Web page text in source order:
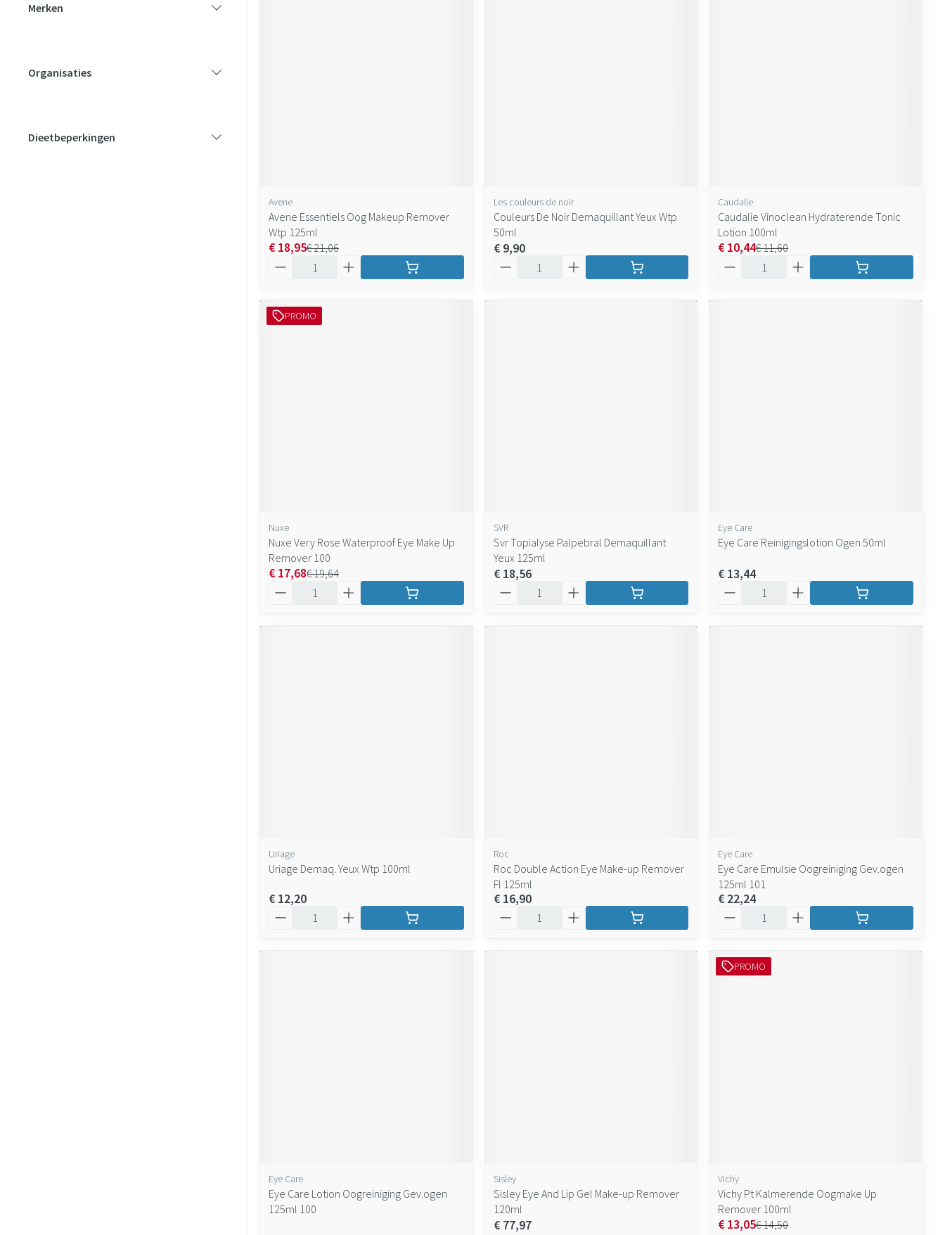
Merken
Organisaties
Dieetbeperkingen
Avene
Avene Essentiels Oog Makeup Remover
Wtp 125ml
€ 21,06
€ 18,95
Les couleurs de noir
Couleurs De Noir Demaquillant Yeux Wtp
50ml
€ 9,90
Caudalie
Caudalie Vinoclean Hydraterende Tonic
Lotion 100ml
€ 11,60
€ 10,44
PROMO
Nuxe
Nuxe Very Rose Waterproof Eye Make Up
Remover 100
€ 19,64
€ 17,68
SVR
Svr Topialyse Palpebral Demaquillant
Yeux 125ml
€ 18,56
Eye Care
Eye Care Reinigingslotion Ogen 50ml
€ 13,44
Uriage
Uriage Demaq. Yeux Wtp 100ml
€ 12,20
Roc
Roc Double Action Eye Make-up Remover
Fl 125ml
€ 16,90
Eye Care
Eye Care Emulsie Oogreiniging Gev.ogen
125ml 101
€ 22,24
Eye Care
Eye Care Lotion Oogreiniging Gev.ogen
125ml 100
Sisley
Sisley Eye And Lip Gel Make-up Remover
120ml
€ 77,97
PROMO
Vichy
Vichy Pt Kalmerende Oogmake Up
Remover 100ml
€ 14,50
€ 13,05